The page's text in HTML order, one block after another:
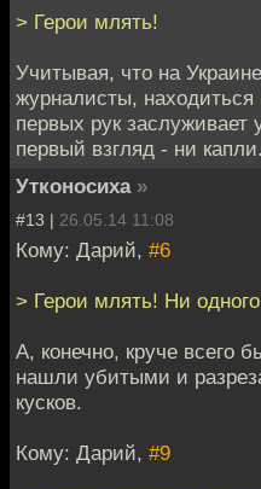
> Герои млять!
Учитывая, что на
журналисты,
первых рук
первый взгляд - ни капли.
Утконосиха »
#13 | 26.05.14 11:08
Кому: Дарий, #6
> Герои млять! Ни одного
А, конечно, круче всего
нашли убитыми и
кусков.
Кому: Дарий, #9